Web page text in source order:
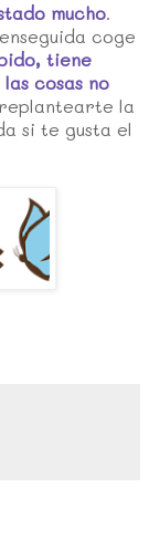
mucho.
coge
tiene
cosas no
la
si te gusta el